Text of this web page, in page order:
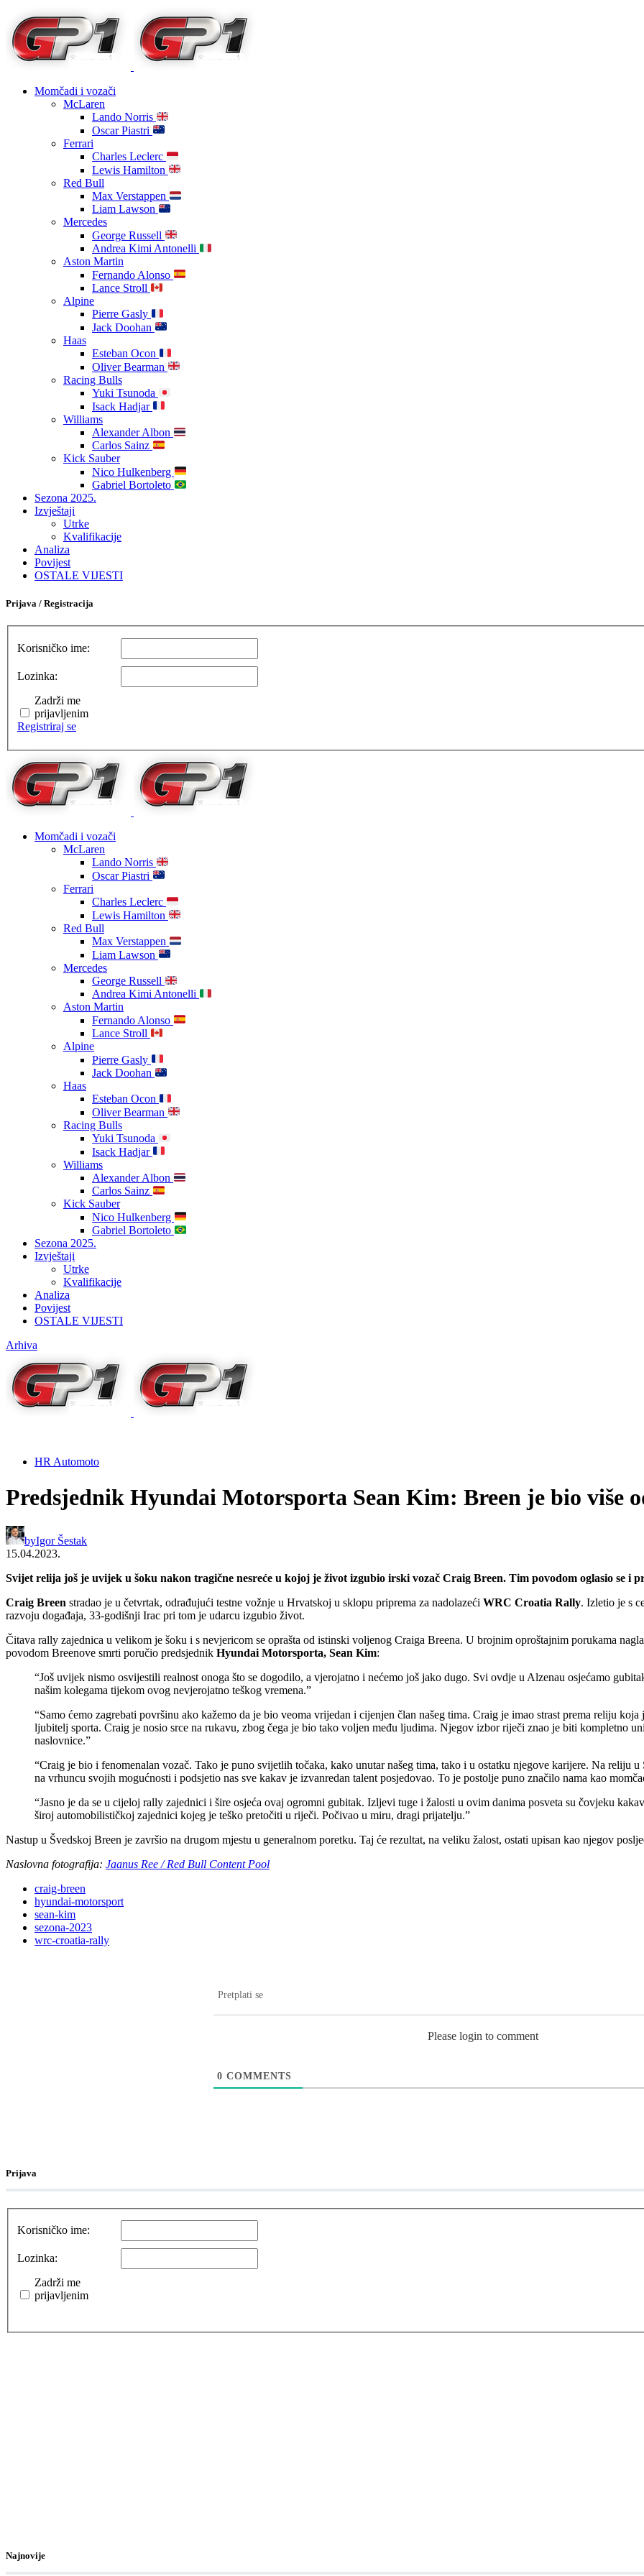
Momčadi i vozači
McLaren
Lando Norris
Oscar Piastri
Ferrari
Charles Leclerc
Lewis Hamilton
Red Bull
Max Verstappen
Liam Lawson
Mercedes
George Russell
Andrea Kimi Antonelli
Aston Martin
Fernando Alonso
Lance Stroll
Alpine
Pierre Gasly
Jack Doohan
Haas
Esteban Ocon
Oliver Bearman
Racing Bulls
Yuki Tsunoda
Isack Hadjar
Williams
Alexander Albon
Carlos Sainz
Kick Sauber
Nico Hulkenberg
Gabriel Bortoleto
Sezona 2025.
Izvještaji
Utrke
Kvalifikacije
Analiza
Povijest
OSTALE VIJESTI
Prijava / Registracija
Korisničko ime:
Lozinka:
Zadrži me
prijavljenim
Registriraj se
Momčadi i vozači
McLaren
Lando Norris
Oscar Piastri
Ferrari
Charles Leclerc
Lewis Hamilton
Red Bull
Max Verstappen
Liam Lawson
Mercedes
George Russell
Andrea Kimi Antonelli
Aston Martin
Fernando Alonso
Lance Stroll
Alpine
Pierre Gasly
Jack Doohan
Haas
Esteban Ocon
Oliver Bearman
Racing Bulls
Yuki Tsunoda
Isack Hadjar
Williams
Alexander Albon
Carlos Sainz
Kick Sauber
Nico Hulkenberg
Gabriel Bortoleto
Sezona 2025.
Izvještaji
Utrke
Kvalifikacije
Analiza
Povijest
OSTALE VIJESTI
Arhiva
HR Automoto
Predsjednik Hyundai Motorsporta Sean Kim: Breen je bio više
byIgor Šestak
15.04.2023.
Svijet relija još je uvijek u šoku nakon tragične nesreće u kojoj je život izgubio irski vozač Craig Breen. Tim povodom oglasio se i
Craig Breen stradao je u četvrtak, odrađujući testne vožnje u Hrvatskoj u sklopu priprema za nadolazeći WRC Croatia Rally. Izletio je s
razvoju događaja, 33-godišnji Irac pri tom je udarcu izgubio život.
Čitava rally zajednica u velikom je šoku i s nevjericom se oprašta od istinski voljenog Craiga Breena. U brojnim oproštajnim porukama
povodom Breenove smrti poručio predsjednik Hyundai Motorsporta, Sean Kim:
“Još uvijek nismo osvijestili realnost onoga što se dogodilo, a vjerojatno i nećemo još jako dugo. Svi ovdje u Alzenau osjećamo
našim kolegama tijekom ovog nevjerojatno teškog vremena.”
“Samo ćemo zagrebati površinu ako kažemo da je bio veoma vrijedan i cijenjen član našeg tima. Craig je imao strast prema reliju
ljubitelj sporta. Craig je nosio srce na rukavu, zbog čega je bio tako voljen među ljudima. Njegov izbor riječi znao je biti kompletno
naslovnice.”
“Craig je bio i fenomenalan vozač. Tako je puno svijetlih točaka, kako unutar našeg tima, tako i u ostatku njegove karijere. Na reliju
na vrhuncu svojih mogućnosti i podsjetio nas sve kakav je izvanredan talent posjedovao. To je postolje puno značilo nama kao
“Jasno je da se u cijeloj rally zajednici i šire osjeća ovaj ogromni gubitak. Izljevi tuge i žalosti u ovim danima posveta su čovjeku
široj automobilističkoj zajednici kojeg je teško pretočiti u riječi. Počivao u miru, dragi prijatelju.”
Nastup u Švedskoj Breen je završio na drugom mjestu u generalnom poretku. Taj će rezultat, na veliku žalost, ostati upisan kao njegov
Naslovna fotografija: Jaanus Ree / Red Bull Content Pool
craig-breen
hyundai-motorsport
sean-kim
sezona-2023
wrc-croatia-rally
Pretplati se
Please login to comment
0 COMMENTS
Prijava
Korisničko ime:
Lozinka:
Zadrži me
prijavljenim
Najnovije